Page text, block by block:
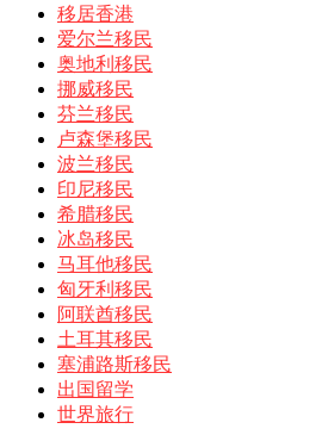
移居香港
爱尔兰移民
奥地利移民
挪威移民
芬兰移民
卢森堡移民
波兰移民
印尼移民
希腊移民
冰岛移民
马耳他移民
匈牙利移民
阿联酋移民
土耳其移民
塞浦路斯移民
出国留学
世界旅行